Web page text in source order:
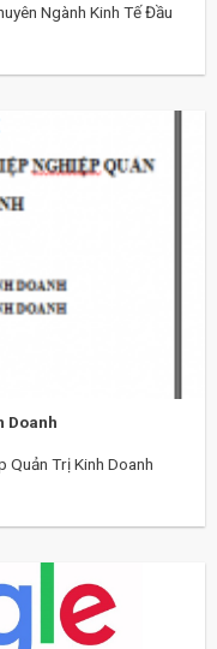
Ngành Kinh Tế Đầu
Doanh
Quản Trị Kinh Doanh